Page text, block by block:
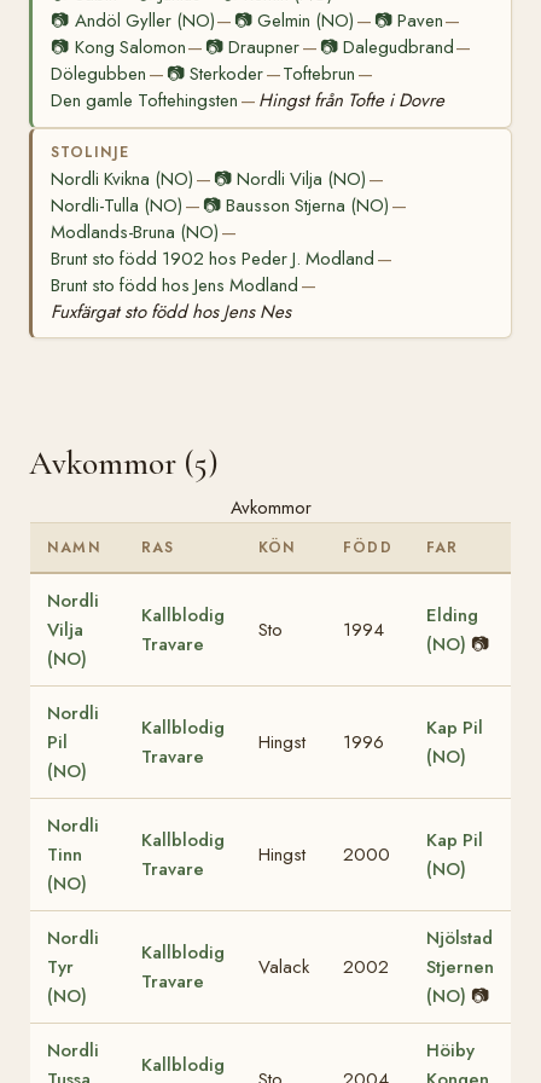
📷 Andöl Gyller (NO)— 📷Gelmin (NO) — 📷 Paven—
📷 Kong Salomon— 📷Draupner— 📷 Dalegudbrand—
Dölegubben — 📷Sterkoder—Toftebrun —
Den gamle Toftehingsten — Hingst från Tofte i Dovre
STOLINJE
Nordli Kvikna (NO) — 📷Nordli Vilja (NO) —
Nordli-Tulla (NO) — 📷Bausson Stjerna (NO) —
Modlands-Bruna (NO) —
Brunt sto född 1902 hos Peder J. Modland —
Brunt sto född hos Jens Modland —
Fuxfärgat sto född hos Jens Nes
Avkommor (5)
Avkommor
NAMN RAS KÖN FÖDD FAR
Nordli
Vilja
(NO)
Kallblodig
Travare
Sto 1994
Elding
(NO) 📷
Nordli
Pil
(NO)
Kallblodig
Travare
Hingst 1996
Kap Pil
(NO)
Nordli
Tinn
(NO)
Kallblodig
Travare
Hingst 2000
Kap Pil
(NO)
Nordli
Tyr
(NO)
Kallblodig
Travare
Valack 2002
Njölstad
Stjernen
(NO) 📷
Nordli
Kallblodig
Höiby